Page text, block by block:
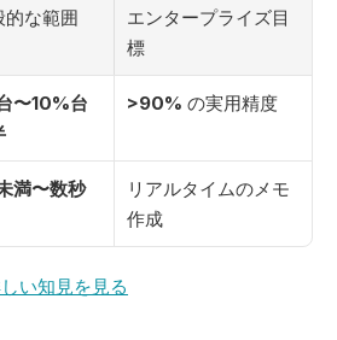
的な範囲
エンタープライズ目
標
〜10%台
>90% の実用精度
満〜数秒
リアルタイムのメモ
作成
い知見を見る